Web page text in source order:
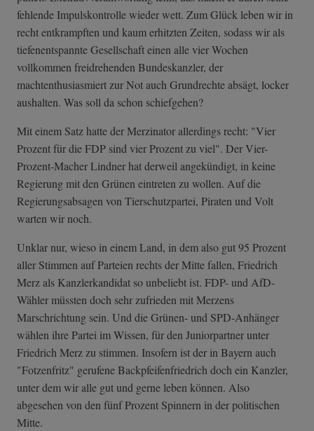
fehlende Impulskontrolle wieder wett. Zum Glück leben wir in
recht entkrampften und kaum erhitzten Zeiten, sodass wir als
tiefenentspannte Gesellschaft einen alle vier Wochen
vollkommen freidrehenden Bundeskanzler, der
machtenthusiasmiert zur Not auch Grundrechte absägt, locker
aushalten. Was soll da schon schiefgehen?
Mit einem Satz hatte der Merzinator allerdings recht: "Vier
Prozent für die FDP sind vier Prozent zu viel". Der Vier-
Prozent-Macher Lindner hat derweil angekündigt, in keine
Regierung mit den Grünen eintreten zu wollen. Auf die
Regierungsabsagen von Tierschutzpartei, Piraten und Volt
warten wir noch.
Unklar nur, wieso in einem Land, in dem also gut 95 Prozent
aller Stimmen auf Parteien rechts der Mitte fallen, Friedrich
Merz als Kanzlerkandidat so unbeliebt ist. FDP- und AfD-
Wähler müssten doch sehr zufrieden mit Merzens
Marschrichtung sein. Und die Grünen- und SPD-Anhänger
wählen ihre Partei im Wissen, für den Juniorpartner unter
Friedrich Merz zu stimmen. Insofern ist der in Bayern auch
"Fotzenfritz" gerufene Backpfeifenfriedrich doch ein Kanzler,
unter dem wir alle gut und gerne leben können. Also
abgesehen von den fünf Prozent Spinnern in der politischen
Mitte.